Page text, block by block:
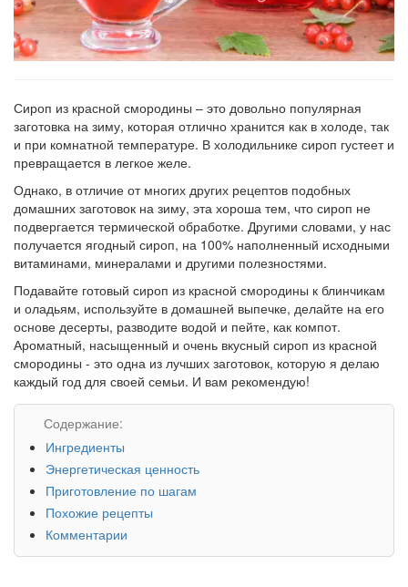
Сироп из красной смородины – это довольно популярная
заготовка на зиму, которая отлично хранится как в холоде, так
и при комнатной температуре. В холодильнике сироп густеет и
превращается в легкое желе.
Однако, в отличие от многих других рецептов подобных
домашних заготовок на зиму, эта хороша тем, что сироп не
подвергается термической обработке. Другими словами, у нас
получается ягодный сироп, на 100% наполненный исходными
витаминами, минералами и другими полезностями.
Подавайте готовый сироп из красной смородины к блинчикам
и оладьям, используйте в домашней выпечке, делайте на его
основе десерты, разводите водой и пейте, как компот.
Ароматный, насыщенный и очень вкусный сироп из красной
смородины - это одна из лучших заготовок, которую я делаю
каждый год для своей семьи. И вам рекомендую!
Содержание:
Ингредиенты
Энергетическая ценность
Приготовление по шагам
Похожие рецепты
Комментарии